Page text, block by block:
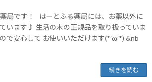
局です！ はーとふる薬局には、お薬以外に
います♪ 生活の木の正規品を取り扱っていま
で安心して お使いいただけます(*’ω’*) &nb
続きを読む